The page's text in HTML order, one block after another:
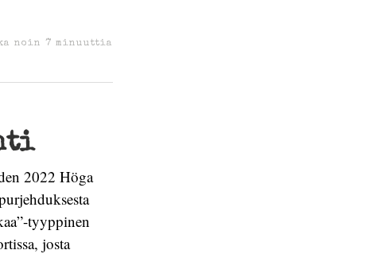
noin 7 minuuttia
2022 Höga
tyyppinen
josta